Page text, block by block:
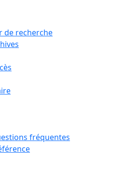
de recherche
fréquentes